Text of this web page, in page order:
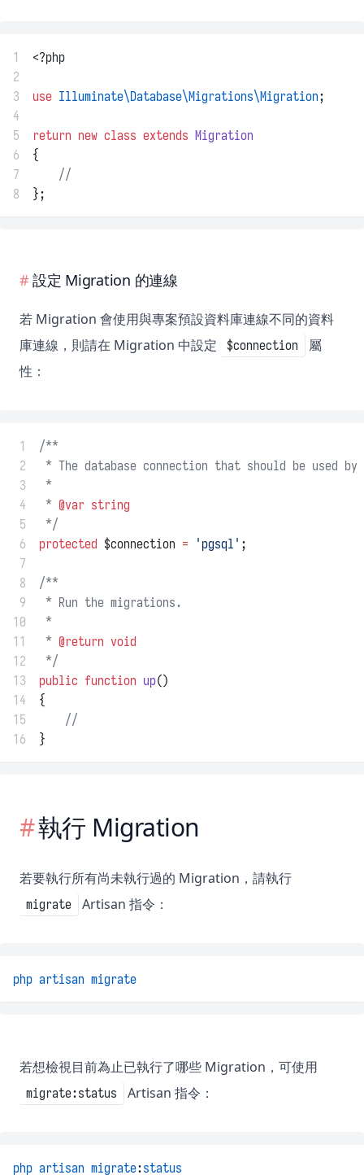
1
<?php
2
3
use Illuminate\Database\Migrations\Migration;
4
5
return new class extends Migration
6
{
7
//
8
};
設定 Migration 的連線
若 Migration 會使用與專案預設資料庫連線不同的資料
庫連線，則請在 Migration 中設定
$connection
屬
性：
1
/**
2
* The database connection that should be used
3
*
4
* @var string
5
*/
6
protected $connection = 'pgsql' ;
7
8
/**
9
* Run the migrations.
10
*
11
* @return void
12
*/
13
public function up()
14
{
15
//
16
}
執行 Migration
若要執行所有尚未執行過的 Migration，請執行
migrate Artisan 指令：
php artisan migrate
若想檢視目前為止已執行了哪些 Migration，可使用
migrate:status Artisan 指令：
php artisan migrate:status